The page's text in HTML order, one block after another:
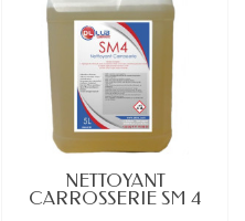
EN STOCK
NETTOYANT
CARROSSERIE SM 4